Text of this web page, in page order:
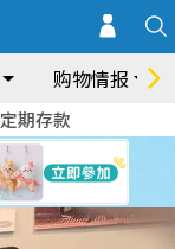
购物情报
定期存款